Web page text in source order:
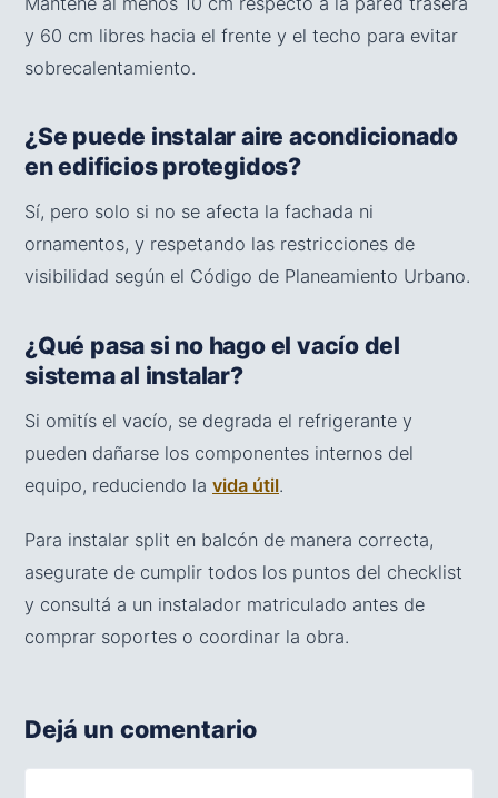
y 60 cm libres hacia el frente y el techo para evitar
sobrecalentamiento.
¿Se puede instalar aire acondicionado
en edificios protegidos?
Sí, pero solo si no se afecta la fachada ni
ornamentos, y respetando las restricciones de
visibilidad según el Código de Planeamiento Urbano.
¿Qué pasa si no hago el vacío del
sistema al instalar?
Si omitís el vacío, se degrada el refrigerante y
pueden dañarse los componentes internos del
equipo, reduciendo la vida útil.
Para instalar split en balcón de manera correcta,
asegurate de cumplir todos los puntos del checklist
y consultá a un instalador matriculado antes de
comprar soportes o coordinar la obra.
Dejá un comentario